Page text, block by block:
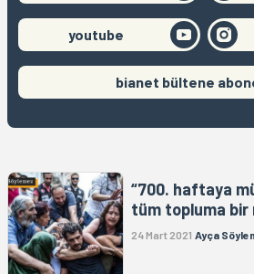
youtube
bianet bültene
“700. haftaya
tüm topluma bir
24 Mart 2021 Ayça